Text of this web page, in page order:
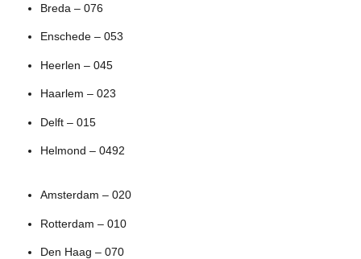
Breda – 076
Enschede – 053
Heerlen – 045
Haarlem – 023
Delft – 015
Helmond – 0492
Amsterdam – 020
Rotterdam – 010
Den Haag – 070